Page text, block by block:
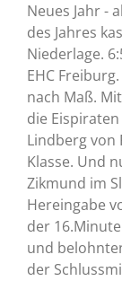
Neues Jahr -
des Jahres
Niederlage.
EHC
nach Maß.
die
Lindberg von
Klasse. Und
Zikmund im
Hereingabe
der
und
der